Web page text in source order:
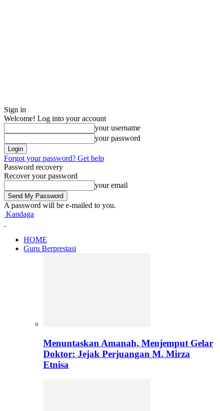
Sign in
Welcome! Log into your account
your username
your password
Forgot your password? Get help
Password recovery
Recover your password
your email
A password will be e-mailed to you.
Kandaga
HOME
Guru Berprestasi
Menuntaskan Amanah, Menjemput Gelar
Doktor: Jejak Perjuangan M. Mirza
Etnisa